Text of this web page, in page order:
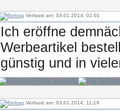
Verfasst am: 03.01.2014, 01:01
Ich eröffne
Werbeartikel
günstig und in
Verfasst am: 03.01.2014, 11:19